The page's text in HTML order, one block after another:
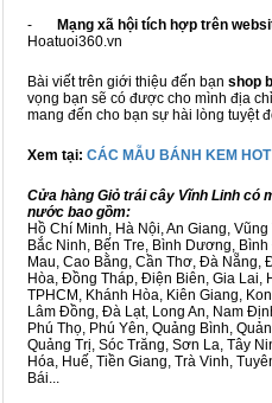
- Mạng xã hội tích hợp trên
Hoatuoi360.vn
Bài viết trên giới thiệu đến bạn shop
vọng bạn sẽ có được cho mình địa
mang đến cho bạn sự hài lòng tuyệt
Xem tại: CÁC MẪU BÁNH KEM
Cửa hàng Giỏ trái cây Vĩnh Linh có
nước bao gồm:
Hồ Chí Minh, Hà Nội, An Giang,
Bắc Ninh, Bến Tre, Bình Dương,
Mau, Cao Bằng, Cần Thơ, Đà
Hòa, Đồng Tháp, Điện Biên, Gia Lai,
TPHCM, Khánh Hòa, Kiên Giang,
Lâm Đồng, Đà Lạt, Long An, Nam
Phú Thọ, Phú Yên, Quảng Bình,
Quảng Trị, Sóc Trăng, Sơn La, Tây
Hóa, Huế, Tiền Giang, Trà Vinh,
Bái...